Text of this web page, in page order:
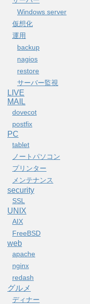
Windows server
仮想化
運用
backup
nagios
restore
サーバー監視
LIVE
MAIL
dovecot
postfix
PC
tablet
ノートパソコン
プリンター
メンテナンス
security
SSL
UNIX
AIX
FreeBSD
web
apache
nginx
redash
グルメ
ディナー